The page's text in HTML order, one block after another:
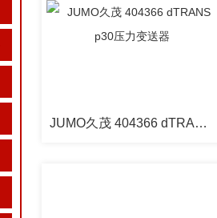
JUMO久茂 404366 dTRANS p30压力变送器